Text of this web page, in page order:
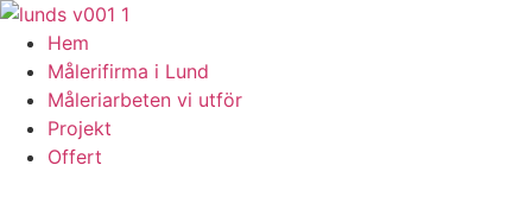
Skip
content
Hem
Målerifirma i Lund
Måleriarbeten vi utför
Projekt
Offert